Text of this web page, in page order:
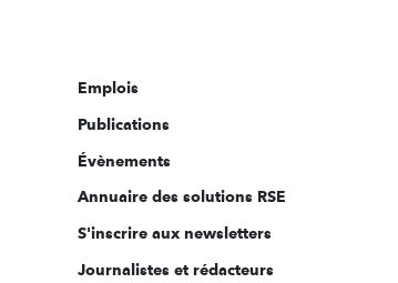
Emplois
Publications
Évènements
Annuaire des solutions RSE
S'inscrire aux newsletters
Journalistes et rédacteurs